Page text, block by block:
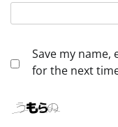
Save my
for the next